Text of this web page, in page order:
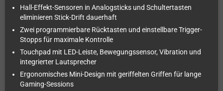
Hall-Effekt-Sensoren in Analogsticks und Schultertasten
eliminieren Stick-Drift dauerhaft
Zwei programmierbare Rücktasten und einstellbare Trigger-
Stopps für maximale Kontrolle
Touchpad mit LED-Leiste, Bewegungssensor, Vibration und
integrierter Lautsprecher
Ergonomisches Mini-Design mit geriffelten Griffen für lange
Gaming-Sessions